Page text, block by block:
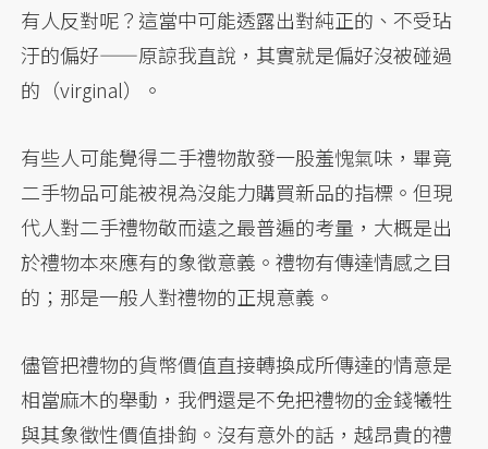
有人反對呢？這當中可能透露出對純正的、不受玷
汙的偏好——原諒我直說，其實就是偏好沒被碰過
的（virginal）。
有些人可能覺得二手禮物散發一股羞愧氣味，畢竟
二手物品可能被視為沒能力購買新品的指標。但現
代人對二手禮物敬而遠之最普遍的考量，大概是出
於禮物本來應有的象徵意義。禮物有傳達情感之目
的；那是一般人對禮物的正規意義。
儘管把禮物的貨幣價值直接轉換成所傳達的情意是
相當麻木的舉動，我們還是不免把禮物的金錢犧牲
與其象徵性價值掛鉤。沒有意外的話，越昂貴的禮